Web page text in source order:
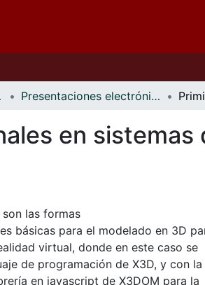
Presentaciones electrónicas
en sistemas
las formas
básicas para el modelado en 3D
virtual, donde en este caso se
de programación de X3D, y con la
en javascript de X3DOM para la